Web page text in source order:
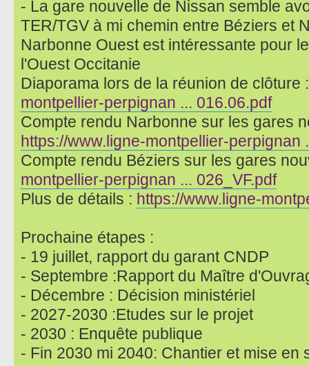
- La gare nouvelle de Nissan semble
TER/TGV à mi chemin entre Béziers et
Narbonne Ouest est intéressante pour
l'Ouest Occitanie
Diaporama lors de la réunion de clôture
montpellier-perpignan ... 016.06.pdf
Compte rendu Narbonne sur les gares
https://www.ligne-montpellier-perpignan
Compte rendu Béziers sur les gares
montpellier-perpignan ... 026_VF.pdf
Plus de détails : https://www.ligne-
Prochaine étapes :
- 19 juillet, rapport du garant CNDP
- Septembre :Rapport du Maître
- Décembre : Décision ministériel
- 2027-2030 :Etudes sur le projet
- 2030 : Enquête publique
- Fin 2030 mi 2040: Chantier et mise en